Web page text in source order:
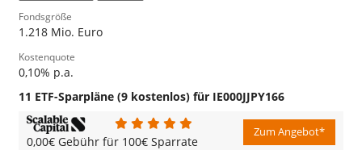
Fondsgröße
1.218 Mio. Euro
Kostenquote
0,10% p.a.
11 ETF-Sparpläne (9 kostenlos) für IE000JJPY166
0,00€ Gebühr für 100€ Sparrate
Zum Angebot*